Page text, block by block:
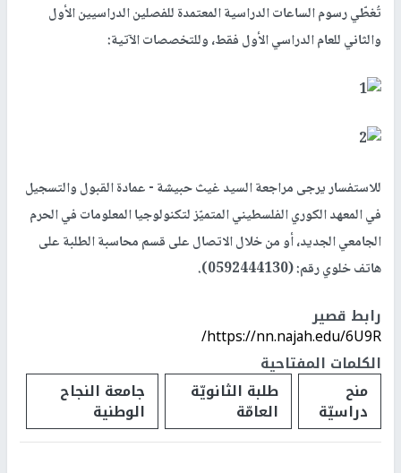
تُغطّي رسوم الساعات الدراسية المعتمدة للفصلين الدراسيين الأول
والثاني للعام الدراسي الأول فقط، وللتخصصات الآتية:
للاستفسار يرجى مراجعة السيد غيث حبيشة - عمادة القبول والتسجيل
في المعهد الكوري الفلسطيني المتميّز لتكنولوجيا المعلومات في الحرم
الجامعي الجديد، أو من خلال الاتصال على قسم محاسبة الطلبة على
هاتف خلوي رقم: (0592444130).
رابط قصير
https://nn.najah.edu/6U9R/
الكلمات المفتاحية
منح
دراسيّة
طلبة الثانويّة
العامّة
جامعة النجاح
الوطنية